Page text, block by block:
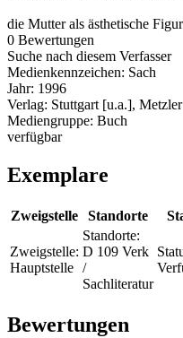
die Mutter als ästhetische Figur
0 Bewertungen
Suche nach diesem Verfasser
Medienkennzeichen: Sach
Jahr: 1996
Verlag: Stuttgart [u.a.], Metzler
Mediengruppe: Buch
verfügbar
Exemplare
Zweigstelle Standorte
Zweigstelle:
Hauptstelle
Standorte:
D 109 Verk
/
Sachliteratur
Bewertungen